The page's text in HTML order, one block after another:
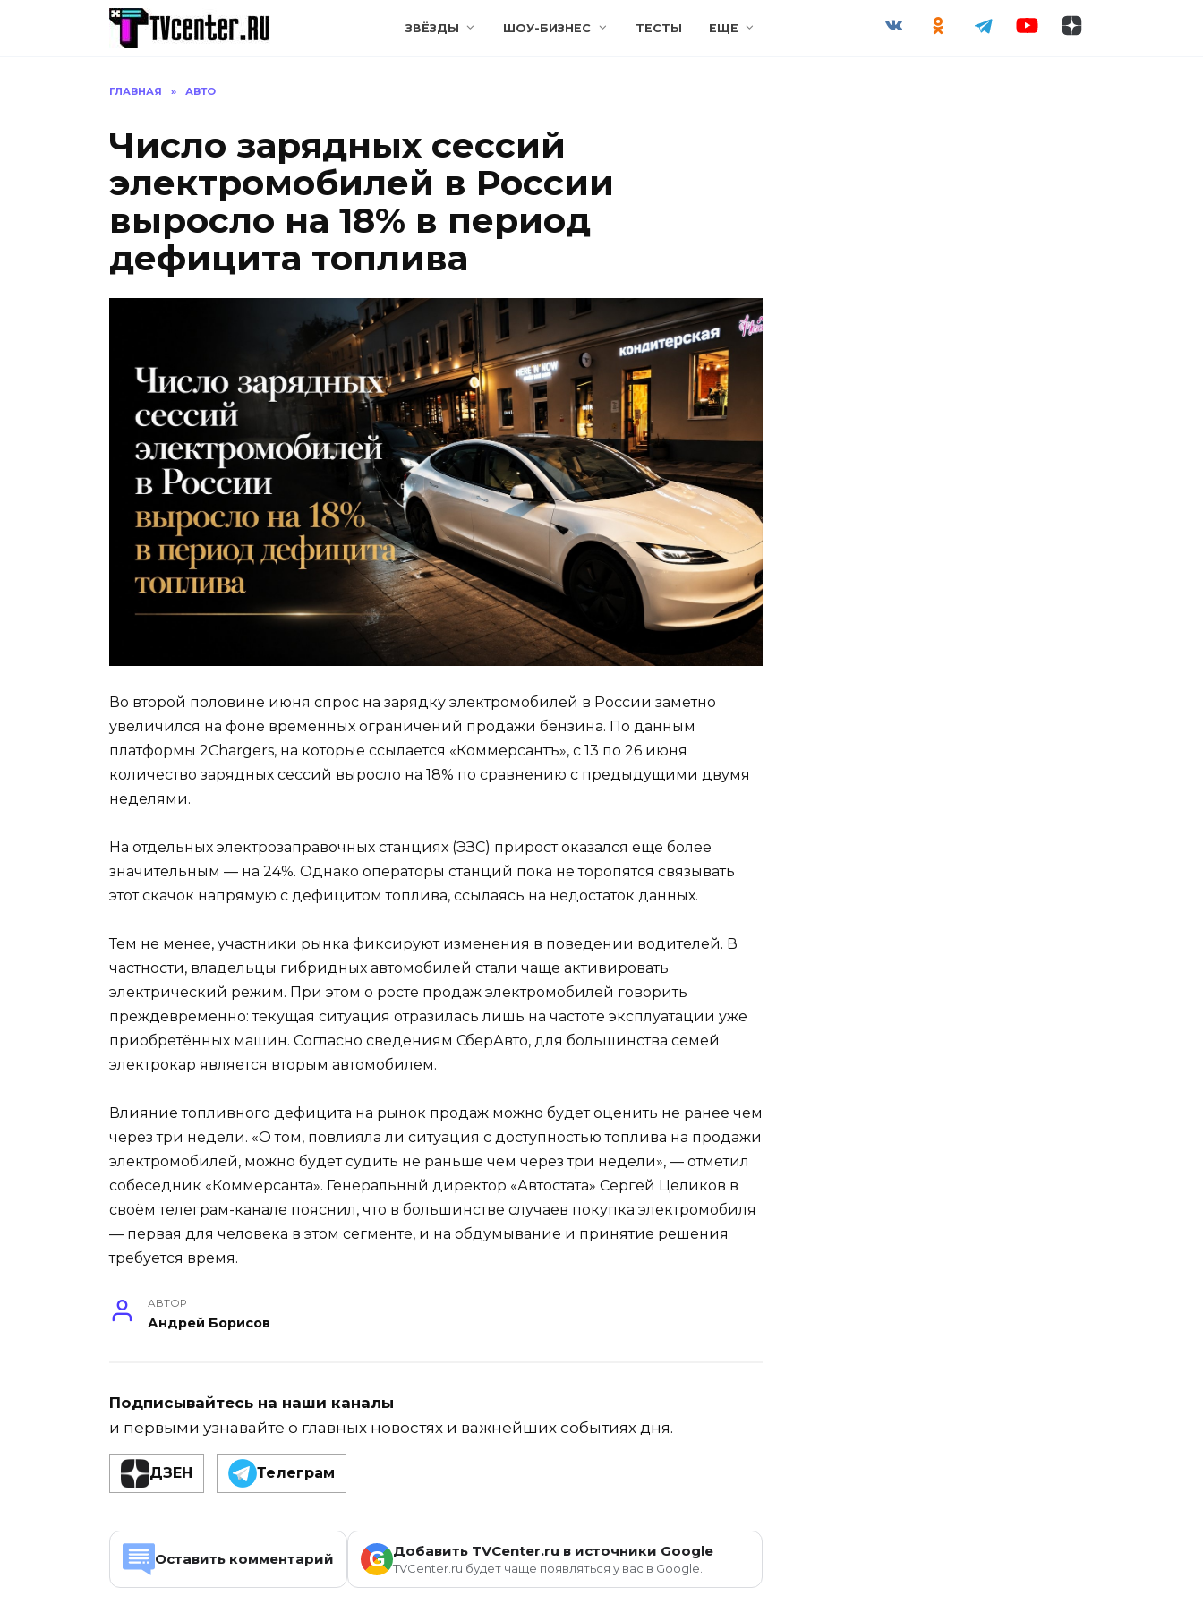
ЗВЁЗДЫ ШОУ-БИЗНЕС ТЕСТЫ ЕЩЕ
ГЛАВНАЯ » АВТО
Число зарядных сессий
электромобилей в России
выросло на 18% в период
дефицита топлива
Во второй половине июня спрос на зарядку электромобилей в России заметно
увеличился на фоне временных ограничений продажи бензина. По данным
платформы 2Chargers, на которые ссылается «Коммерсантъ», с 13 по 26 июня
количество зарядных сессий выросло на 18% по сравнению с предыдущими двумя
неделями.
На отдельных электрозаправочных станциях (ЭЗС) прирост оказался еще более
значительным — на 24%. Однако операторы станций пока не торопятся связывать
этот скачок напрямую с дефицитом топлива, ссылаясь на недостаток данных.
Тем не менее, участники рынка фиксируют изменения в поведении водителей. В
частности, владельцы гибридных автомобилей стали чаще активировать
электрический режим. При этом о росте продаж электромобилей говорить
преждевременно: текущая ситуация отразилась лишь на частоте эксплуатации уже
приобретённых машин. Согласно сведениям СберАвто, для большинства семей
электрокар является вторым автомобилем.
Влияние топливного дефицита на рынок продаж можно будет оценить не ранее чем
через три недели. «О том, повлияла ли ситуация с доступностью топлива на продажи
электромобилей, можно будет судить не раньше чем через три недели», — отметил
собеседник «Коммерсанта». Генеральный директор «Автостата» Сергей Целиков в
своём телеграм-канале пояснил, что в большинстве случаев покупка электромобиля
— первая для человека в этом сегменте, и на обдумывание и принятие решения
требуется время.
АВТОР
Андрей Борисов
Подписывайтесь на наши каналы
и первыми узнавайте о главных новостях и важнейших событиях дня.
ДЗЕН Телеграм
Оставить комментарий G Добавить TVCenter.ru в источники Google
TVCenter.ru будет чаще появляться у вас в Google.